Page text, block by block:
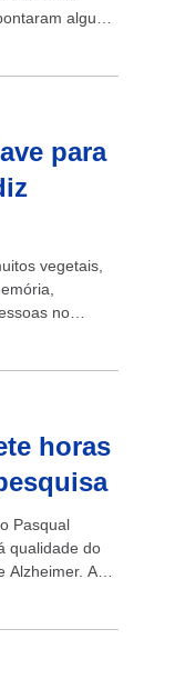
alguns
para
vegetais,
no
horas
Pasqual
qualidade do
Alzheimer. A